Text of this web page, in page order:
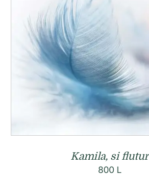
Kamila, si flutur
800 L